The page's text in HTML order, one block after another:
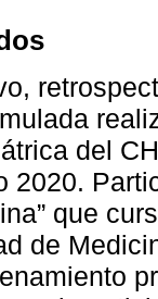
del
2020.
que
de